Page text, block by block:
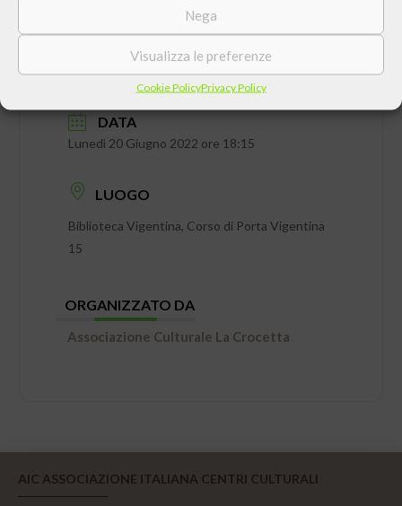
Nega
Visualizza le preferenze
Cookie PolicyPrivacy Policy
DATA
Lunedì 20 Giugno 2022 ore 18:15
LUOGO
Biblioteca Vigentina, Corso di Porta Vigentina
15
ORGANIZZATO DA
Associazione Culturale La Crocetta
AIC ASSOCIAZIONE ITALIANA CENTRI CULTURALI